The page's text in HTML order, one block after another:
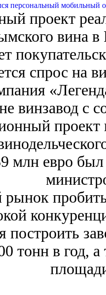
персональный мобильный
проект
вина
спрос на
винзавод с
проект
млн евро был
построить
тонн в год, а